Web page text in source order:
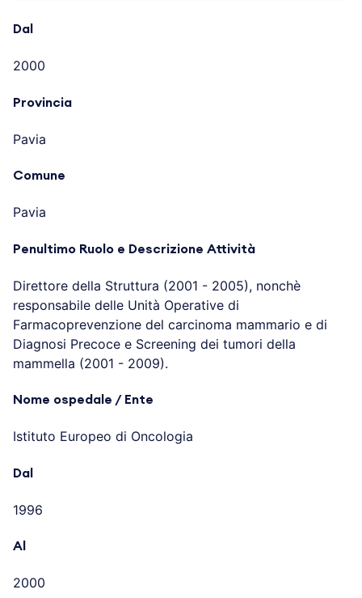
Dal
2000
Provincia
Pavia
Comune
Pavia
Penultimo Ruolo e Descrizione Attività
Direttore della Struttura (2001 - 2005), nonchè
responsabile delle Unità Operative di
Farmacoprevenzione del carcinoma mammario e di
Diagnosi Precoce e Screening dei tumori della
mammella (2001 - 2009).
Nome ospedale / Ente
Istituto Europeo di Oncologia
Dal
1996
Al
2000